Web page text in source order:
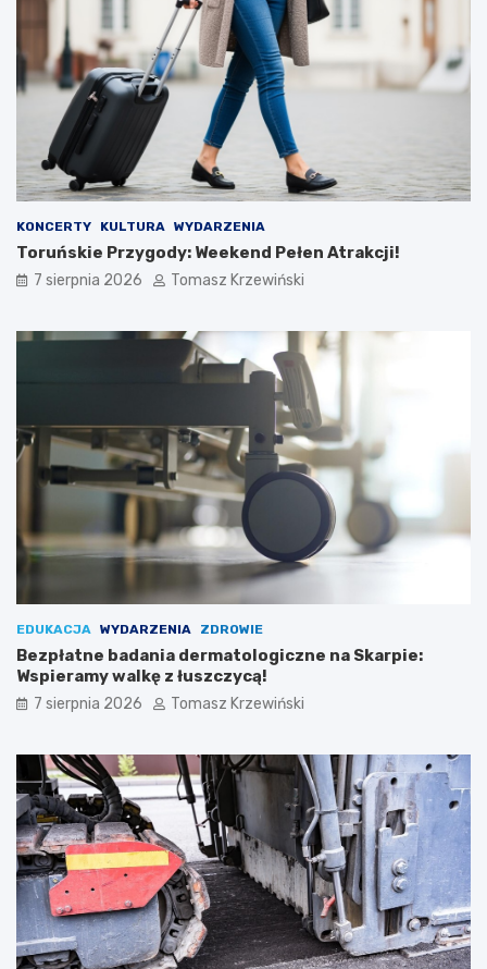
KONCERTY KULTURA WYDARZENIA
Toruńskie Przygody: Weekend Pełen Atrakcji!
7 sierpnia 2026 Tomasz Krzewiński
EDUKACJA WYDARZENIA ZDROWIE
Bezpłatne badania dermatologiczne na Skarpie:
Wspieramy walkę z łuszczycą!
7 sierpnia 2026 Tomasz Krzewiński